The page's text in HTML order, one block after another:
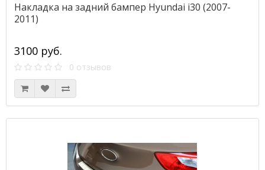
Накладка на задний бампер Hyundai i30 (2007-
2011)
3100 руб.
0 отзывов